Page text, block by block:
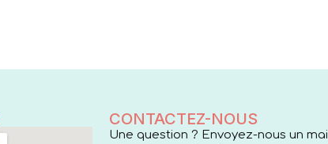
CONTACTEZ-NOUS
Une question ? Envoyez-nous un